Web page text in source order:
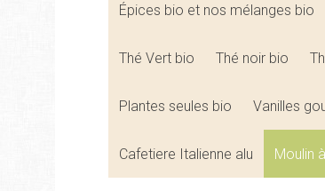
Épices bio et nos mélanges bio
Thé Vert bio Thé noir bio
Plantes seules bio Vanilles
Cafetiere Italienne alu Moulin